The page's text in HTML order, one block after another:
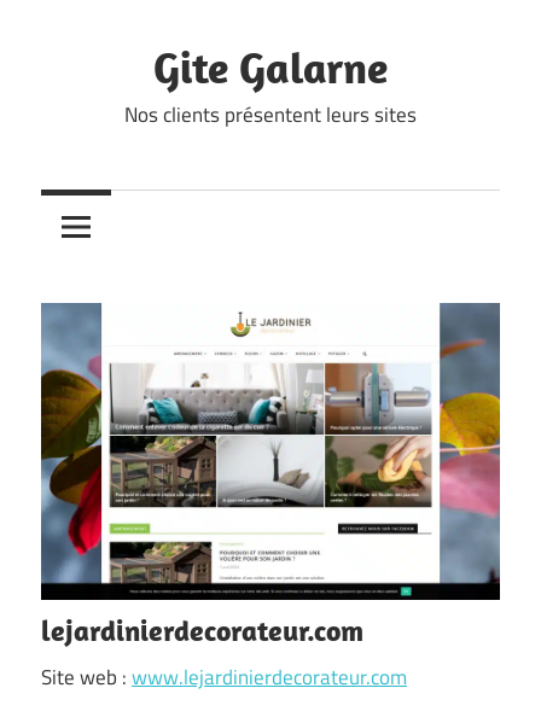
Gite Galarne
Nos clients présentent leurs sites
lejardinierdecorateur.com
Site web :www.lejardinierdecorateur.com